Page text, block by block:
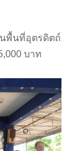
นพื้นที่อุตรดิตถ์
บาท